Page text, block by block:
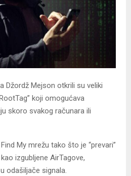
Džordž Mejson otkrili su veliki
koji omogućava
skoro svakog računara ili
My mrežu tako što je “prevari”
izgubljene AirTagove,
odašiljače signala.